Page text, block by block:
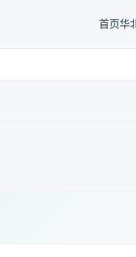
首页华